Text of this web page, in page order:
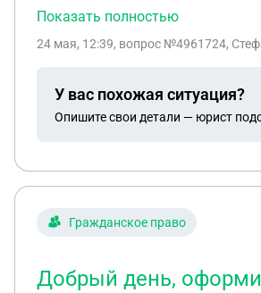
Показать полностью
24 мая, 12:39, вопрос №4961724,
У вас похожая ситуация?
Опишите свои детали — юрист
Гражданское право
Добрый день,